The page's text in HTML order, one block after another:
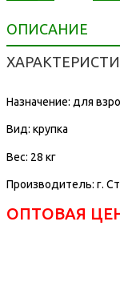
ОПИСАНИЕ
Назначение: для
Вид: крупка
Вес: 28 кг
Производитель: г.
ОПТОВАЯ